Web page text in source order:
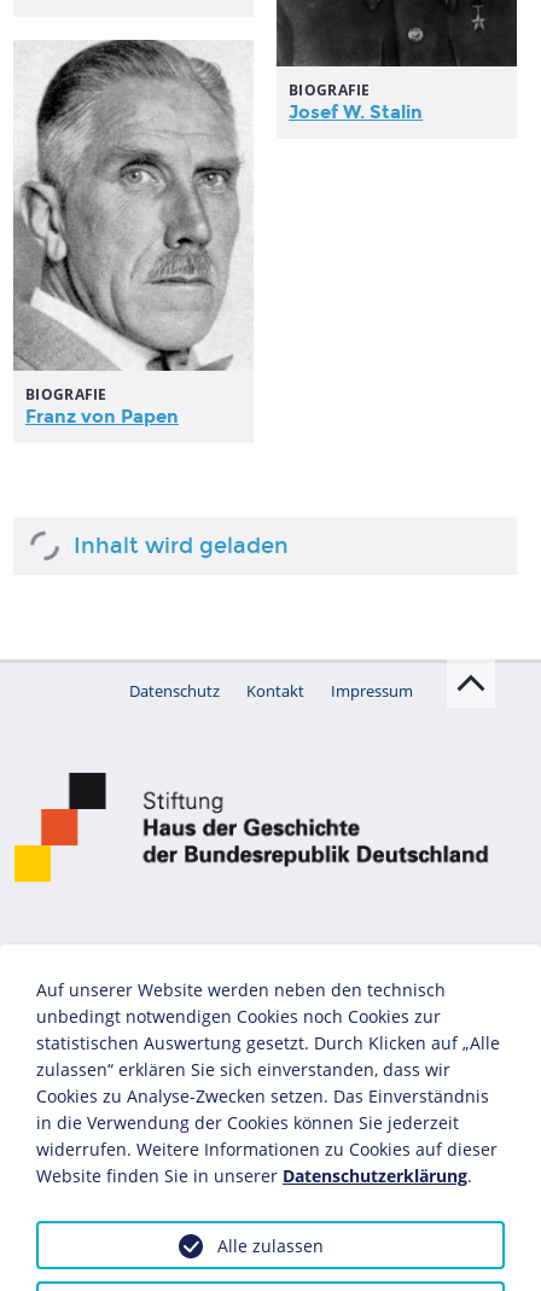
BIOGRAFIE
Josef W. Stalin
BIOGRAFIE
Franz von Papen
Inhalt wird geladen
Datenschutz Kontakt Impressum
Auf unserer Website werden neben den technisch
unbedingt notwendigen Cookies noch Cookies zur
statistischen Auswertung gesetzt. Durch Klicken auf „Alle
zulassen“ erklären Sie sich einverstanden, dass wir
Cookies zu Analyse-Zwecken setzen. Das Einverständnis
in die Verwendung der Cookies können Sie jederzeit
widerrufen. Weitere Informationen zu Cookies auf dieser
Website finden Sie in unserer Datenschutzerklärung.
Alle zulassen